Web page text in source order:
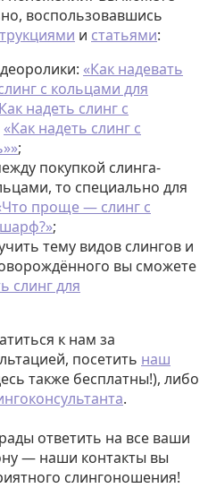
воспользовавшись
и статьями:
«Как надевать
с кольцами для
надеть слинг с
«Как надеть слинг с
;
покупкой слинга-
то специально для
проще — слинг с
;
тему видов слингов и
вы сможете
слинг для
к нам за
посетить наш
также бесплатны!), либо
.
ответить на все ваши
— наши контакты вы
слингоношения!